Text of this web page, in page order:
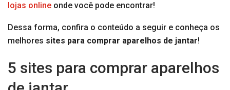
lojas online onde você pode encontrar!
Dessa forma, confira o conteúdo a seguir e conheça os
melhores sites para comprar aparelhos de jantar!
5 sites para comprar aparelhos